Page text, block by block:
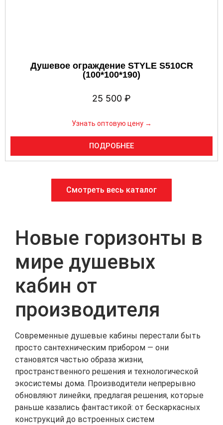
Душевое ограждение STYLE S510CR
(100*100*190)
25 500 ₽
Узнать оптовую цену →
ПОДРОБНЕЕ
Смотреть весь каталог
Новые горизонты в
мире душевых
кабин от
производителя
Современные душевые кабины перестали быть
просто сантехническим прибором — они
становятся частью образа жизни,
пространственного решения и технологической
экосистемы дома. Производители непрерывно
обновляют линейки, предлагая решения, которые
раньше казались фантастикой: от бескаркасных
конструкций до встроенных систем